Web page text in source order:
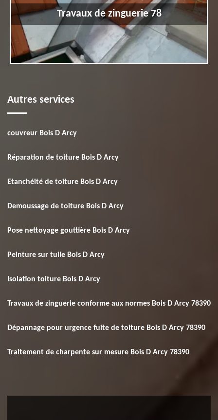
Travaux de zinguerie 78
Autres services
couvreur Bois D Arcy
Réparation de toiture Bois D Arcy
Etanchéité de toiture Bois D Arcy
Demoussage de toiture Bois D Arcy
Pose nettoyage gouttière Bois D Arcy
Peinture sur tuile Bois D Arcy
Isolation toiture Bois D Arcy
Travaux de zinguerie conforme aux normes Bois D Arcy 78390
Dépannage pour urgence fuite de toiture Bois D Arcy 78390
Traitement de charpente sur mesure Bois D Arcy 78390